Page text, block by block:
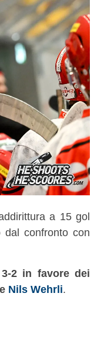
a 15 gol
confronto con
2 in favore dei
e Nils Wehrli.